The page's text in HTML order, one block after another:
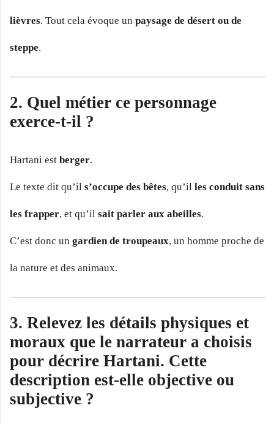
lièvres. Tout cela évoque un paysage de désert ou de
steppe.
2. Quel métier ce personnage
exerce-t-il ?
Hartani est berger.
Le texte dit qu’il s’occupe des bêtes, qu’il les conduit sans
les frapper, et qu’il sait parler aux abeilles.
C’est donc un gardien de troupeaux, un homme proche de
la nature et des animaux.
3. Relevez les détails physiques et
moraux que le narrateur a choisis
pour décrire Hartani. Cette
description est-elle objective ou
subjective ?